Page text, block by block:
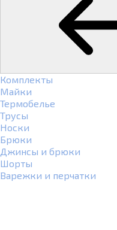
Комплекты
Майки
Термобелье
Трусы
Носки
Брюки
Джинсы и брюки
Шорты
Варежки и перчатки